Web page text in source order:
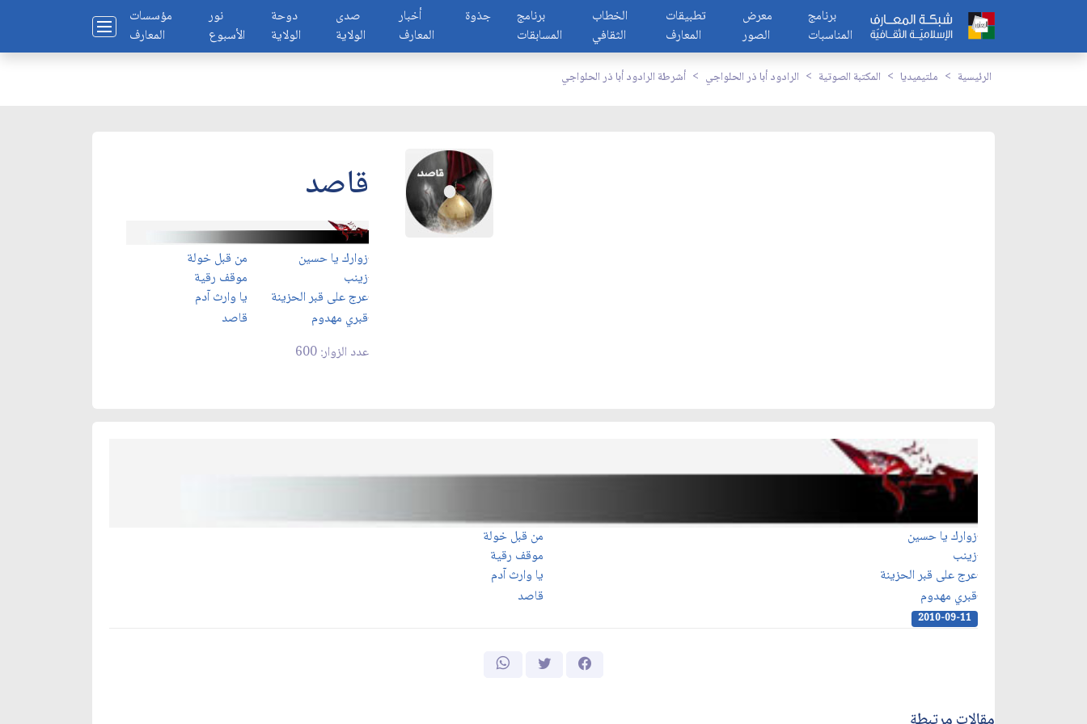
مؤسسات
المعارف
نور
الأسبوع
دوحة
الولاية
صدى
الولاية
أخبار
المعارف
جذوة
برنامج
المسابقات
الخطاب
الثقافي
تطبيقات
المعارف
معرض
الصور
برنامج
المناسبات
الرئيسية ملتيميديا المكتبة الصوتية الرادود أبا ذر الحلواجي أشرطة الرادود أبا ذر الحلواجي
قاصد
زوارك يا حسين
من قبل خولة
زينب
موقف رقية
عرج على قبر الحزينة
يا وارث آدم
قبري مهدوم
قاصد
عدد الزوار: 600
زوارك يا حسين
من قبل خولة
زينب
موقف رقية
عرج على قبر الحزينة
يا وارث آدم
قبري مهدوم
قاصد
2010-09-11